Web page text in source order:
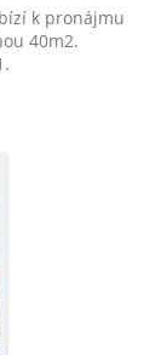
k pronájmu
40m2.